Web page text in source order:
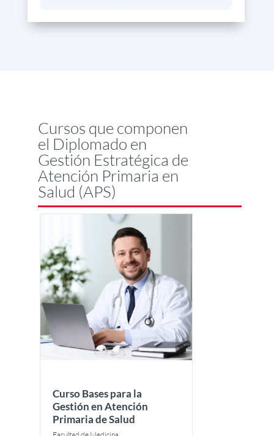
Cursos que componen
el Diplomado en
Gestión Estratégica de
Atención Primaria en
Salud (APS)
Curso Bases para la
Gestión en Atención
Primaria de Salud